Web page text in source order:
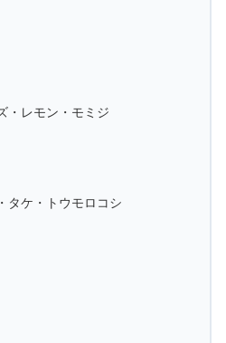
・レモン・モミジ
タケ・トウモロコシ